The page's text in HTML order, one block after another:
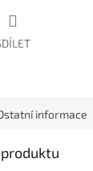
informace